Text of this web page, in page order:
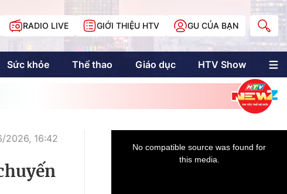
RADIO LIVE GIỚI THIỆU HTV GU CỦA BẠN
Sức khỏe Thể thao Giáo dục HTV Show
Multimedia
Multiform
Doanh nhân Sài
Gòn
2026, 16:42